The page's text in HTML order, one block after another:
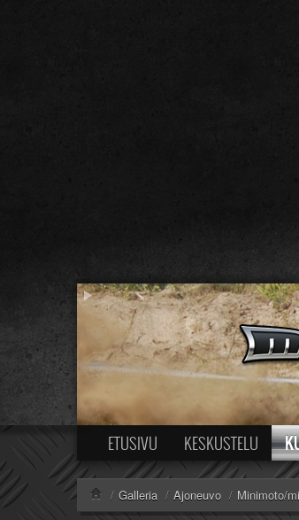
ETUSIVU KESKUSTELU
/ Galleria / Ajoneuvo / Minimoto/